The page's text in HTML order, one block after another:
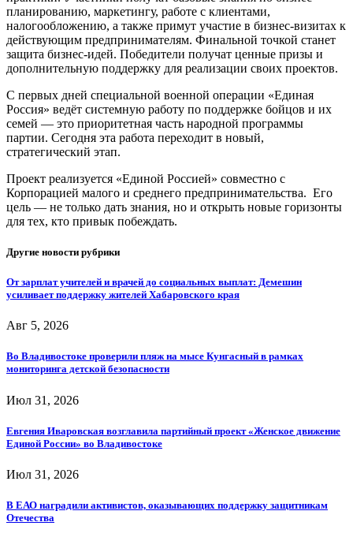
планированию, маркетингу, работе с клиентами,
налогообложению, а также примут участие в бизнес-визитах к
действующим предпринимателям. Финальной точкой станет
защита бизнес-идей. Победители получат ценные призы и
дополнительную поддержку для реализации своих проектов.
С первых дней специальной военной операции «Единая
Россия» ведёт системную работу по поддержке бойцов и их
семей — это приоритетная часть народной программы
партии. Сегодня эта работа переходит в новый,
стратегический этап.
Проект реализуется «Единой Россией» совместно с
Корпорацией малого и среднего предпринимательства. Его
цель — не только дать знания, но и открыть новые горизонты
для тех, кто привык побеждать.
Другие новости рубрики
От зарплат учителей и врачей до социальных выплат: Демешин
усиливает поддержку жителей Хабаровского края
Авг 5, 2026
Во Владивостоке проверили пляж на мысе Кунгасный в рамках
мониторинга детской безопасности
Июл 31, 2026
Евгения Иваровская возглавила партийный проект «Женское движение
Единой России» во Владивостоке
Июл 31, 2026
В ЕАО наградили активистов, оказывающих поддержку защитникам
Отечества